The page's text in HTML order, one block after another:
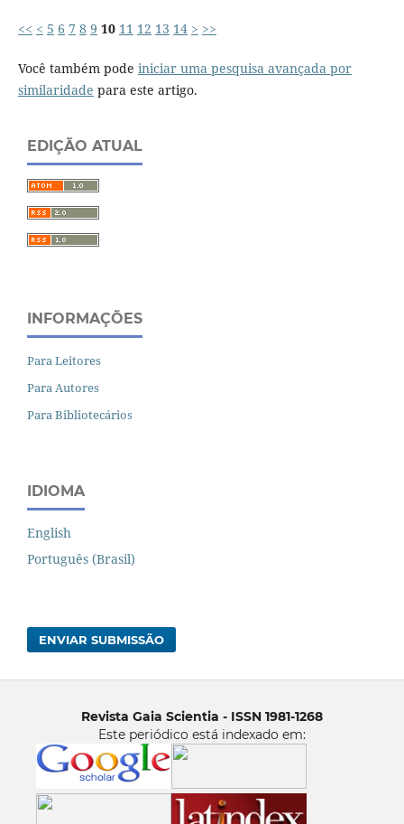
<< < 5 6 7 8 9 10 11 12 13 14 > >>
Você também pode iniciar uma pesquisa avançada por
similaridade para este artigo.
EDIÇÃO ATUAL
INFORMAÇÕES
Para Leitores
Para Autores
Para Bibliotecários
IDIOMA
English
Português (Brasil)
ENVIAR SUBMISSÃO
Revista Gaia Scientia - ISSN 1981-1268
Este periódico está indexado em: